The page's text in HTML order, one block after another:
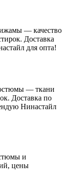
— качество
Доставка
для опта!
— ткани
Доставка по
Нинастайл
и
цены